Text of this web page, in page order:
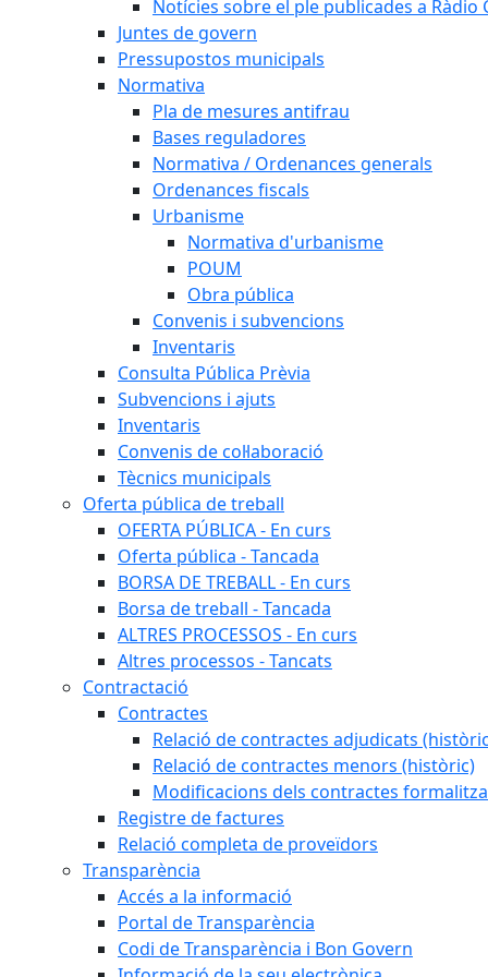
Notícies sobre el ple publicades a Ràdio
Juntes de govern
Pressupostos municipals
Normativa
Pla de mesures antifrau
Bases reguladores
Normativa / Ordenances generals
Ordenances fiscals
Urbanisme
Normativa d'urbanisme
POUM
Obra pública
Convenis i subvencions
Inventaris
Consulta Pública Prèvia
Subvencions i ajuts
Inventaris
Convenis de col·laboració
Tècnics municipals
Oferta pública de treball
OFERTA PÚBLICA - En curs
Oferta pública - Tancada
BORSA DE TREBALL - En curs
Borsa de treball - Tancada
ALTRES PROCESSOS - En curs
Altres processos - Tancats
Contractació
Contractes
Relació de contractes adjudicats
Relació de contractes menors (històric)
Modificacions dels contractes
Registre de factures
Relació completa de proveïdors
Transparència
Accés a la informació
Portal de Transparència
Codi de Transparència i Bon Govern